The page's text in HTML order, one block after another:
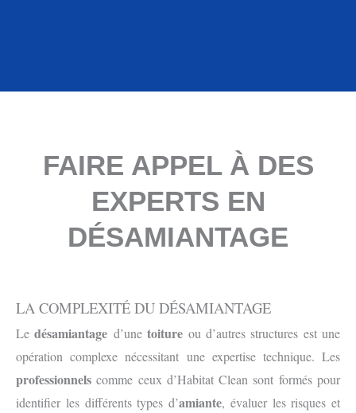
FAIRE APPEL À DES
EXPERTS EN
DÉSAMIANTAGE
LA COMPLEXITÉ DU DÉSAMIANTAGE
Ledésamiantage d’unetoiture ou d’autres structures est une
opération complexe nécessitant une expertise technique. Les
professionnels comme ceux d’Habitat Clean sont formés pour
identifier les différents types d’amiante, évaluer les risques et